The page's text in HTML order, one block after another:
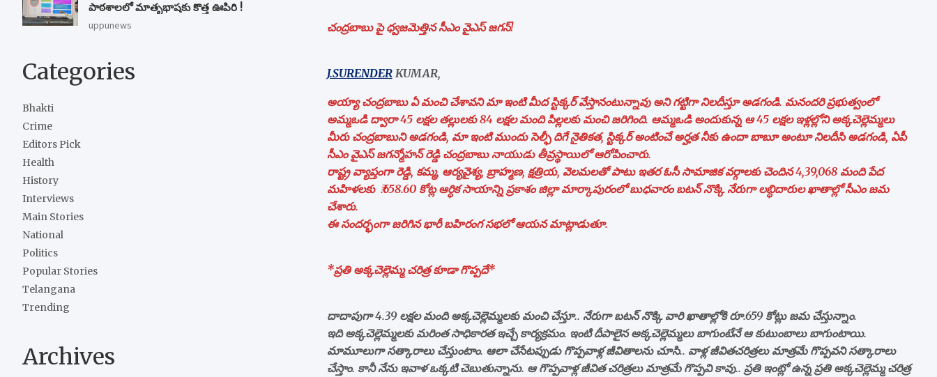
చంద్రబాబు పై ధ్వజమెత్తిన సీఎం వైఎస్ జగన్!
J.SURENDERKUMAR,
అయ్యా చంద్రబాబు ఏ మంచి చేశావని మా ఇంటి మీద స్టిక్కర్‌ వేస్తానంటున్నావు అని గట్టిగా నిలదీస్తూ అడగండి. మనందరి ప్రభుత్వంలో
అమ్మఒడి ద్వారా 45 లక్షల తల్లులకు 84 లక్షల మంది పిల్లలకు మంచి జరిగింది. ఆమ్మఒడి అందుకున్న ఆ 45 లక్షల ఇళ్లల్లోని అక్కచెల్లెమ్మలు
మీరు చంద్రబాబుని అడగండి, మా ఇంటి ముందు సెల్ఫీ దిగే నైతికత, స్టిక్కర్‌ అంటించే అర్హత నీకు ఉందా బాబూ అంటూ నిలదీసి అడగండి, ఏపీ
సీఎం వైఎస్ జగన్మోహన్ రెడ్డి చంద్రబాబు నాయుడు తీవ్రస్థాయిలో ఆరోపించారు.
రాష్ట్ర వ్యాప్తంగా రెడ్డి, కమ్మ, ఆర్యవైశ్య, బ్రాహ్మణ, క్షత్రియ, వెలమలతో పాటు ఇతర ఓసీ సామాజిక వర్గాలకు చెందిన 4,39,068 మంది పేద
మహిళలకు ₹.658.60 కోట్ల ఆర్ధిక సాయాన్ని ప్రకాశం జిల్లా మార్కాపురంలో బుధవారం బటన్‌ నొక్కి నేరుగా లబ్ధిదారుల ఖాతాల్లో సీఎం జమ
చేశారు.
ఈ సందర్భంగా జరిగిన భారీ బహిరంగ సభలో ఆయన మాట్లాడుతూ.
*ప్రతి అక్కచెల్లెమ్మ చరిత్ర కూడా గొప్పదే*
దాదాపుగా 4.39 లక్షల మంది అక్కచెల్లెమ్మలకు మంచి చేస్తూ.. నేరుగా బటన్‌ నొక్కి వారి ఖాతాల్లోకి రూ.659 కోట్లు జమ చేస్తున్నాం.
ఇది అక్కచెల్లెమ్మలకు మరింత సాధికారత ఇచ్చే కార్యక్రమం. ఇంటి దీపాలైన అక్కచెల్లెమ్మలు బాగుంటేనే ఆ కుటుంబాలు బాగుంటాయి.
మామూలుగా సత్కారాలు చేస్తుంటాం. ఆలా చేసేటప్పుడు గొప్పవాళ్ల జీవితాలను చూసి.. వాళ్ల జీవితచరిత్రలు మాత్రమే గొప్పవని సత్కారాలు
చేస్తాం. కానీ నేను ఇవాళ ఒక్కటి చెబుతున్నాను. ఆ గొప్పవాళ్ల జీవిత చరిత్రలు మాత్రమే గొప్పవి కావు.. ప్రతి ఇంట్లో ఉన్న ప్రతి అక్కచెల్లెమ్మ చరిత్ర
పాఠశాలలో మాతృభాషకు కొత్త ఊపిరి !
uppunews
Categories
Bhakti
Crime
Editors Pick
Health
History
Interviews
Main Stories
National
Politics
Popular Stories
Telangana
Trending
Archives